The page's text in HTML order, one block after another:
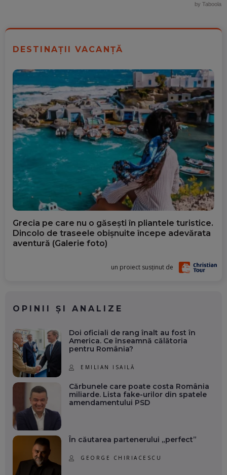
by Taboola
DESTINAȚII VACANȚĂ
Grecia pe care nu o găsești în pliantele turistice.
Dincolo de traseele obișnuite începe adevărata
aventură (Galerie foto)
un proiect susținut de
OPINII ȘI ANALIZE
Doi oficiali de rang înalt au fost în
America. Ce înseamnă călătoria
pentru România?
EMILIAN ISAILĂ
Cărbunele care poate costa România
miliarde. Lista fake-urilor din spatele
amendamentului PSD
În căutarea partenerului „perfect”
GEORGE CHIRIACESCU